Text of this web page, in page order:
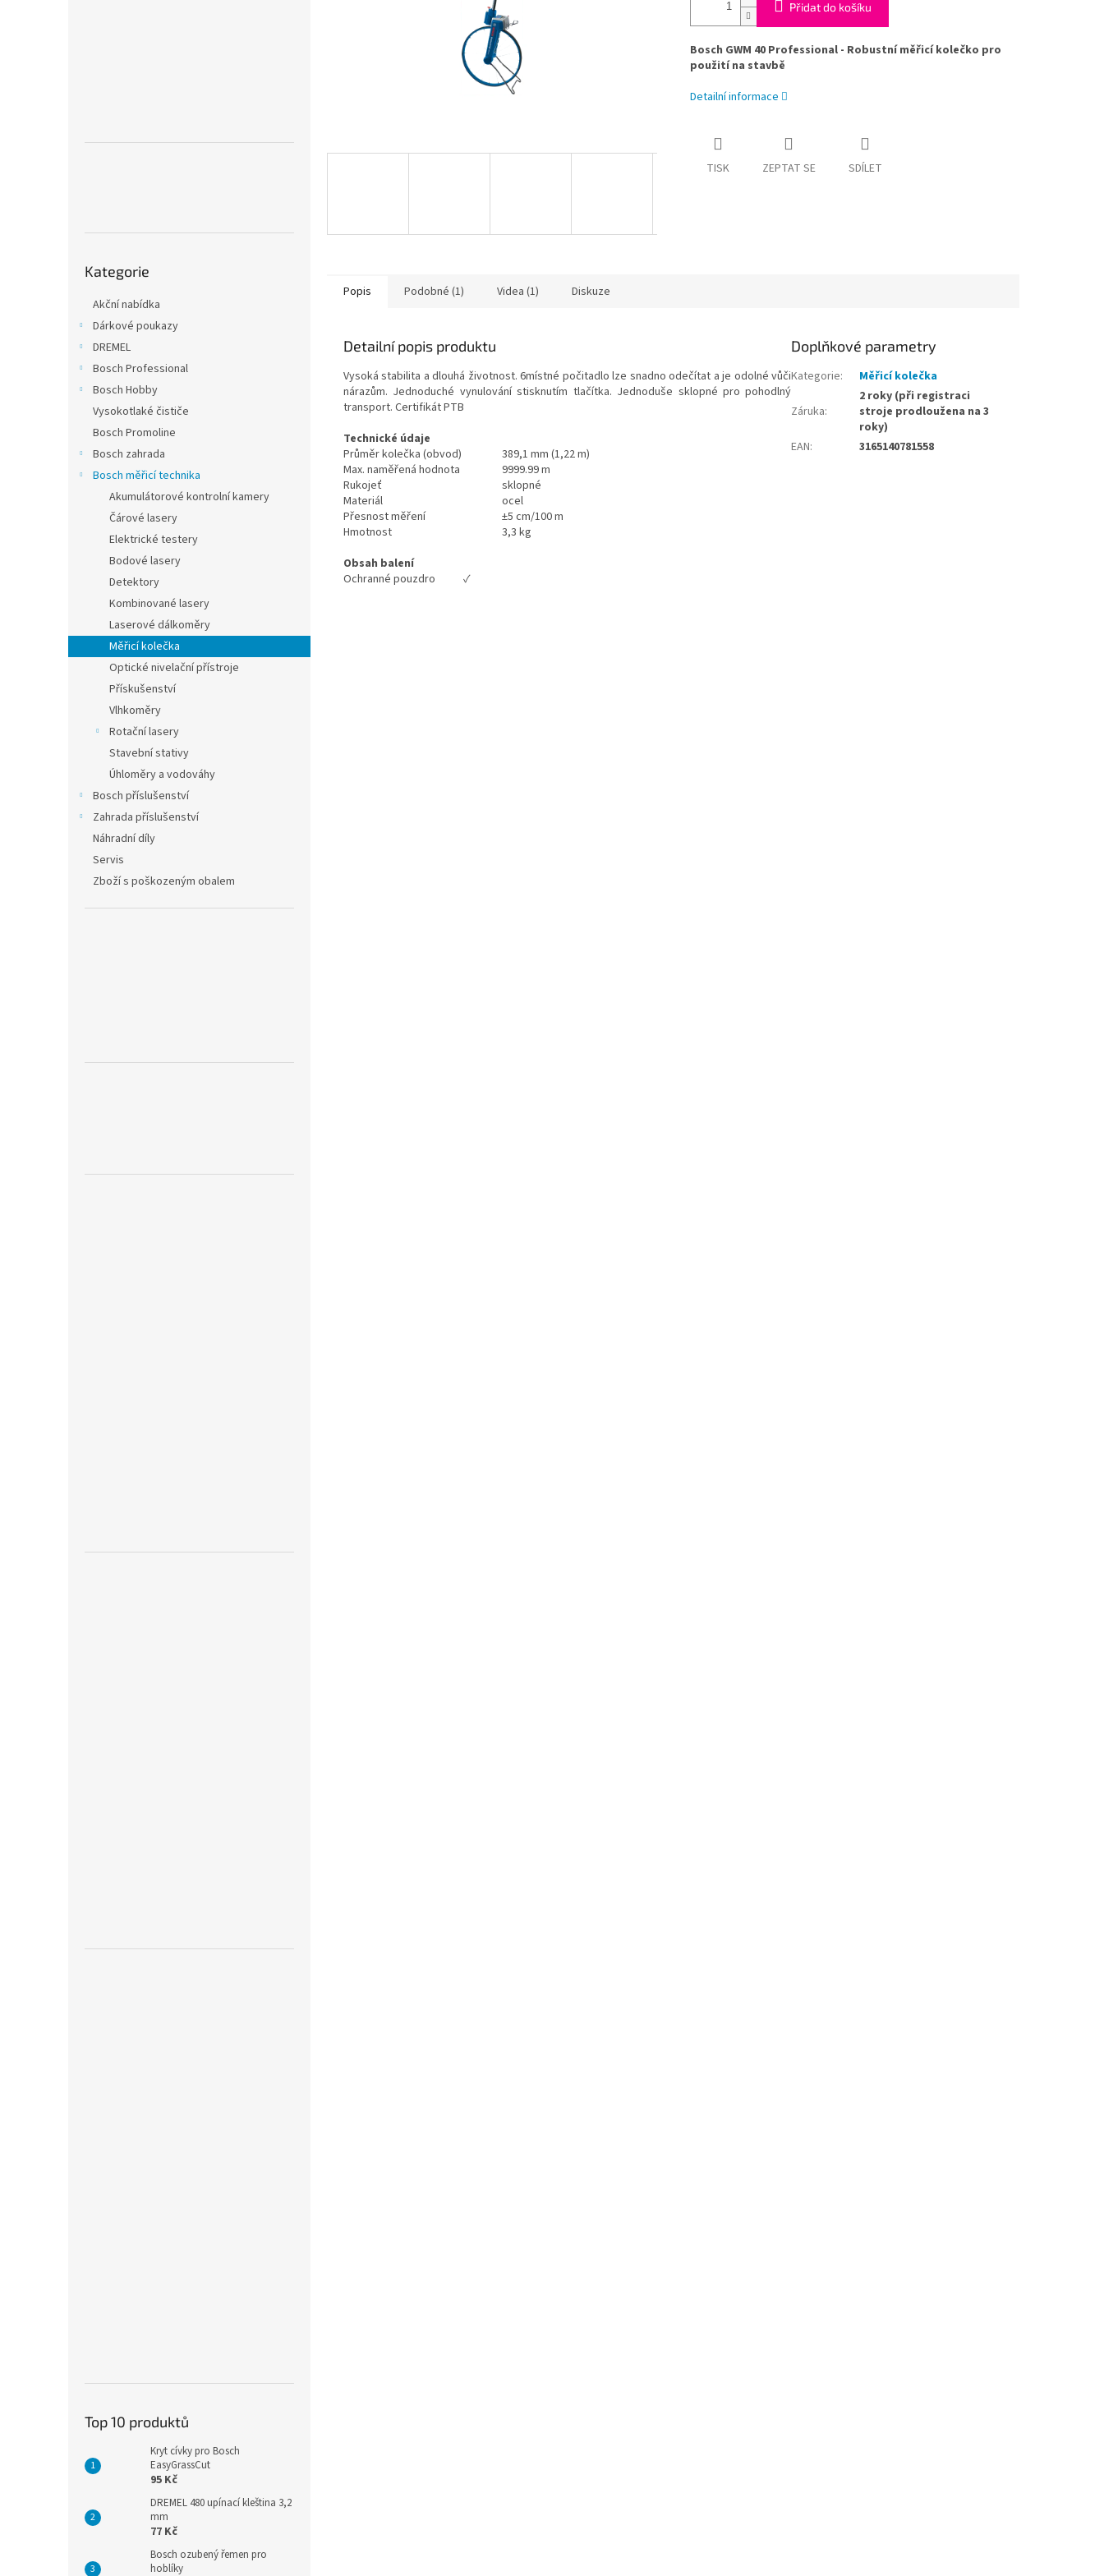
kategorie
Kategorie
Akční nabídka
Dárkové poukazy
DREMEL
Bosch Professional
Bosch Hobby
Vysokotlaké čističe
Bosch Promoline
Bosch zahrada
Bosch měřicí technika
Akumulátorové kontrolní kamery
Čárové lasery
Elektrické testery
Bodové lasery
Detektory
Kombinované lasery
Laserové dálkoměry
Měřicí kolečka
Optické nivelační přístroje
Přískušenství
Vlhkoměry
Rotační lasery
Stavební stativy
Úhloměry a vodováhy
Bosch příslušenství
Zahrada příslušenství
Náhradní díly
Servis
Zboží s poškozeným obalem
Top 10 produktů
Kryt cívky pro Bosch
EasyGrassCut
95 Kč
DREMEL 480 upínací kleština 3,2
mm
77 Kč
Bosch ozubený řemen pro
hoblíky
Přidat do košíku
Bosch GWM 40 Professional - Robustní měřicí kolečko pro
použití na stavbě
Detailní informace
TISK ZEPTAT SE SDÍLET
Popis Podobné (1) Videa (1) Diskuze
Detailní popis produktu
Vysoká stabilita a dlouhá životnost. 6místné počitadlo lze snadno odečítat a je odolné vůči
nárazům. Jednoduché vynulování stisknutím tlačítka. Jednoduše sklopné pro pohodlný
transport. Certifikát PTB
Technické údaje
Průměr kolečka (obvod)
389,1 mm (1,22 m)
Max. naměřená hodnota
9999.99 m
Rukojeť
sklopné
Materiál
ocel
Přesnost měření
±5 cm/100 m
Hmotnost
3,3 kg
Obsah balení
Ochranné pouzdro
✓
Doplňkové parametry
Kategorie: Měřicí kolečka
Záruka:
2 roky (při registraci
stroje prodloužena na 3
roky)
EAN: 3165140781558